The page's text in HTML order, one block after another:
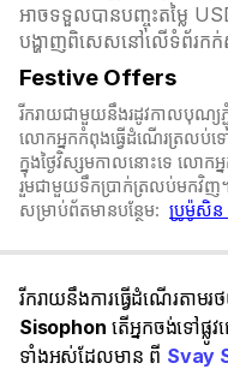
អាចទទួលបានបញ្ចុះតម្លៃ
បង្ហាញពិសេសនៅលើទំព័រក
Festive Offers
រីករាយជាមួយនឹងរដូវកាលបុណ្យ
លោកអ្នកកំពុងធ្វើដំណើរត្រលប់
ក្នុងថ្ងៃវិស្សមកាលនោះទេ លោកអ្
រួមជាមួយទឹកប្រាក់ត្រលប់មកវិ
សម្រាប់ព័តមានបន្ថែម: ប្រូម៉ូសិន
រីករាយនឹងការធ្វើដំណើរតាមរ
Sisophon តើអ្នកចង់ទៅផ្លូ
ទាំងអស់ដែលមាន ពី Svay